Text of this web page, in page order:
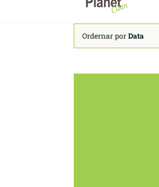
Ordernar porData